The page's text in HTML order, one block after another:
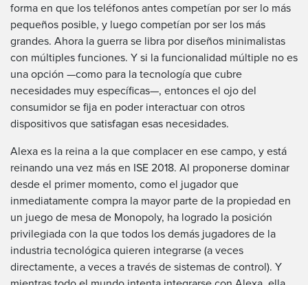
forma en que los teléfonos antes competían por ser lo más
pequeños posible, y luego competían por ser los más
grandes. Ahora la guerra se libra por diseños minimalistas
con múltiples funciones. Y si la funcionalidad múltiple no es
una opción —como para la tecnología que cubre
necesidades muy específicas—, entonces el ojo del
consumidor se fija en poder interactuar con otros
dispositivos que satisfagan esas necesidades.
Alexa es la reina a la que complacer en ese campo, y está
reinando una vez más en ISE 2018. Al proponerse dominar
desde el primer momento, como el jugador que
inmediatamente compra la mayor parte de la propiedad en
un juego de mesa de Monopoly, ha logrado la posición
privilegiada con la que todos los demás jugadores de la
industria tecnológica quieren integrarse (a veces
directamente, a veces a través de sistemas de control). Y